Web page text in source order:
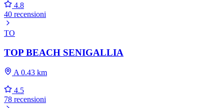
4.8
40 recensioni
TO
TOP BEACH SENIGALLIA
A 0.43 km
4.5
78 recensioni